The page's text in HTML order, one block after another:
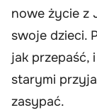
nowe życie z
swoje dzieci.
jak przepaść,
starymi
zasypać.